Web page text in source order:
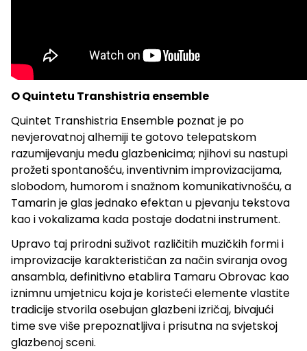
O Quintetu Transhistria ensemble
Quintet Transhistria Ensemble poznat je po
nevjerovatnoj alhemiji te gotovo telepatskom
razumijevanju među glazbenicima; njihovi su nastupi
prožeti spontanošću, inventivnim improvizacijama,
slobodom, humorom i snažnom komunikativnošću, a
Tamarin je glas jednako efektan u pjevanju tekstova
kao i vokalizama kada postaje dodatni instrument.
Upravo taj prirodni suživot različitih muzičkih formi i
improvizacije karakterističan za način sviranja ovog
ansambla, definitivno etablira Tamaru Obrovac kao
iznimnu umjetnicu koja je koristeći elemente vlastite
tradicije stvorila osebujan glazbeni izričaj, bivajući
time sve više prepoznatljiva i prisutna na svjetskoj
glazbenoj sceni.